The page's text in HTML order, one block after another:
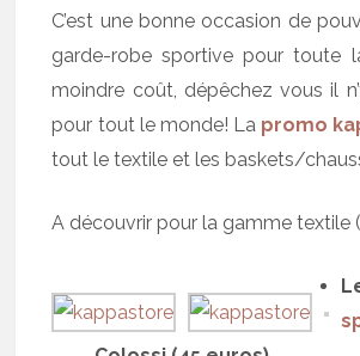
C’est une bonne occasion de
garde-robe sportive pour toute
moindre coût, dépêchez vous il
pour tout le monde! La promo
tout le textile et les baskets/
A découvrir pour la gamme textile